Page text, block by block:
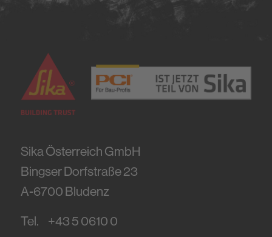
Sika Österreich GmbH
Bingser Dorfstraße 23
A-6700 Bludenz
Tel. +43 5 0610 0